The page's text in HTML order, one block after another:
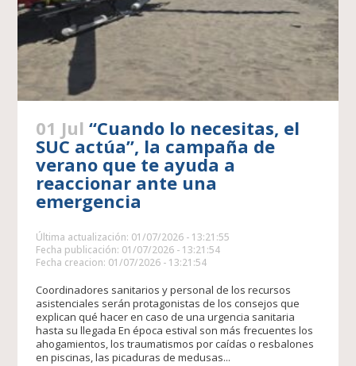
01 Jul “Cuando lo necesitas, el
SUC actúa”, la campaña de
verano que te ayuda a
reaccionar ante una
emergencia
Última actualización: 01/07/2026 - 13:21:55
Fecha publicación: 01/07/2026 - 13:21:54
Fecha creacion: 01/07/2026 - 13:21:54
Coordinadores sanitarios y personal de los recursos
asistenciales serán protagonistas de los consejos que
explican qué hacer en caso de una urgencia sanitaria
hasta su llegada En época estival son más frecuentes los
ahogamientos, los traumatismos por caídas o resbalones
en piscinas, las picaduras de medusas...